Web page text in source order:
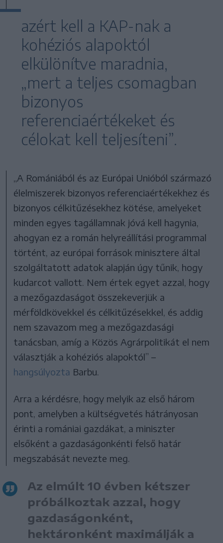
azért kell a KAP-nak a
kohéziós alapoktól
elkülönítve maradnia,
„mert a teljes csomagban
bizonyos
referenciaértékeket és
célokat kell teljesíteni”.
„A Romániából és az Európai Unióból származó
élelmiszerek bizonyos referenciaértékekhez és
bizonyos célkitűzésekhez kötése, amelyeket
minden egyes tagállamnak jóvá kell hagynia,
ahogyan ez a román helyreállítási programmal
történt, az európai források minisztere által
szolgáltatott adatok alapján úgy tűnik, hogy
kudarcot vallott. Nem értek egyet azzal, hogy
a mezőgazdaságot összekeverjük a
mérföldkövekkel és célkitűzésekkel, és addig
nem szavazom meg a mezőgazdasági
tanácsban, amíg a Közös Agrárpolitikát el nem
választják a kohéziós alapoktól” –
hangsúlyozta Barbu.
Arra a kérdésre, hogy melyik az első három
pont, amelyben a kültségvetés hátrányosan
érinti a romániai gazdákat, a miniszter
elsőként a gazdaságonkénti felső határ
megszabását nevezte meg.
Az elmúlt 10 évben kétszer
próbálkoztak azzal, hogy
gazdaságonként,
hektáronként maximálják a